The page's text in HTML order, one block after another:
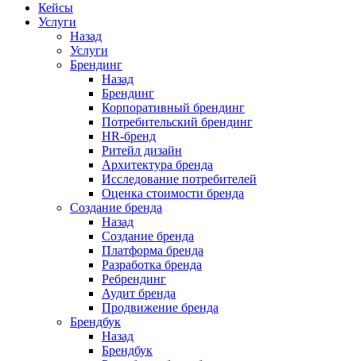
Кейсы
Услуги
Назад
Услуги
Брендинг
Назад
Брендинг
Корпоративный брендинг
Потребительский брендинг
НR-бренд
Ритейл дизайн
Архитектура бренда
Исследование потребителей
Оценка стоимости бренда
Создание бренда
Назад
Создание бренда
Платформа бренда
Разработка бренда
Ребрендинг
Аудит бренда
Продвижение бренда
Брендбук
Назад
Брендбук